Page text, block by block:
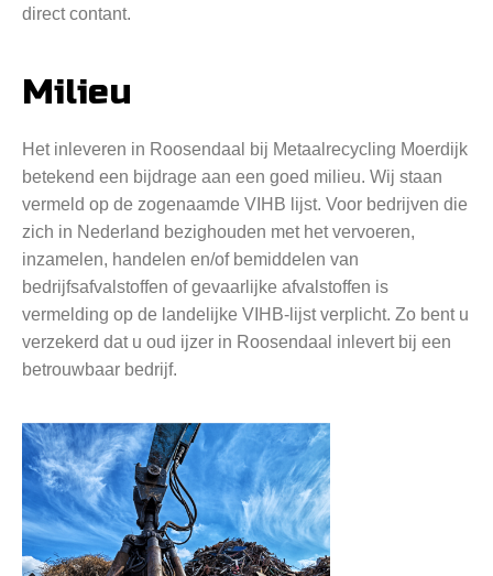
direct contant.
Milieu
Het inleveren in Roosendaal bij Metaalrecycling Moerdijk
betekend een bijdrage aan een goed milieu. Wij staan
vermeld op de zogenaamde VIHB lijst. Voor bedrijven die
zich in Nederland bezighouden met het vervoeren,
inzamelen, handelen en/of bemiddelen van
bedrijfsafvalstoffen of gevaarlijke afvalstoffen is
vermelding op de landelijke VIHB-lijst verplicht. Zo bent u
verzekerd dat u oud ijzer in Roosendaal inlevert bij een
betrouwbaar bedrijf.